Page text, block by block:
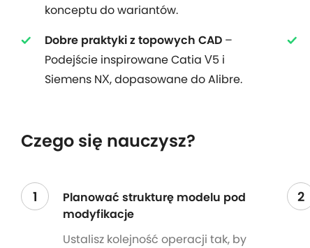
konceptu do wariantów.
Dobre praktyki z topowych CAD –
Podejście inspirowane Catia V5 i
Siemens NX, dopasowane do Alibre.
Czego się nauczysz?
1
Planować strukturę modelu pod
modyfikacje
Ustalisz kolejność operacji tak, by
2